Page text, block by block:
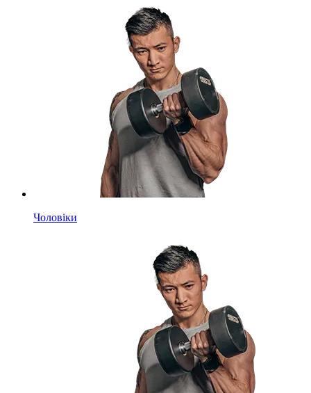
Чоловіки